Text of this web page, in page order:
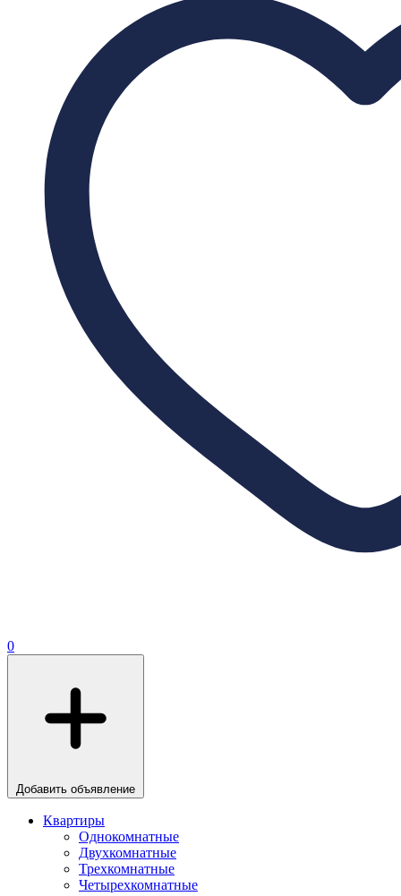
0
Добавить объявление
Квартиры
Однокомнатные
Двухкомнатные
Трехкомнатные
Четырехкомнатные